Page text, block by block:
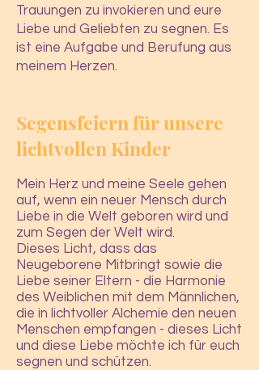
Trauungen zu invokieren und eure
Liebe und Geliebten zu segnen. Es
ist eine Aufgabe und Berufung aus
meinem Herzen.
Segensfeiern für unsere
lichtvollen Kinder
Mein Herz und meine Seele gehen
auf, wenn ein neuer Mensch durch
Liebe in die Welt geboren wird und
zum Segen der Welt wird.
Dieses Licht, dass das
Neugeborene Mitbringt sowie die
Liebe seiner Eltern - die Harmonie
des Weiblichen mit dem Männlichen,
die in lichtvoller Alchemie den neuen
Menschen empfangen - dieses Licht
und diese Liebe möchte ich für euch
segnen und schützen.